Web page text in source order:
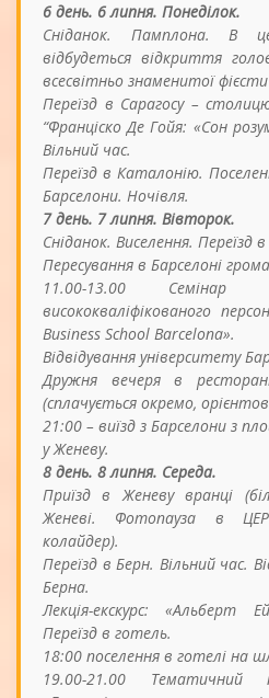
6 день. 6 липня. Понеділок.
Сніданок. Памплона. В
відбудеться відкриття
всесвітньо знаменитої
Переїзд в Сарагосу –
“Франціско Де Гойя: «Сон
Вільний час.
Переїзд в Каталонію.
Барселони. Ночівля.
7 день. 7 липня. Вівторок.
Сніданок. Виселення. Переїзд
Пересування в Барселоні
11.00-13.00 Семінар
висококваліфікованого
Business School Barcelona».
Відвідування університету
Дружня вечеря в
(сплачується окремо,
21:00 – виїзд з Барселони з
у Женеву.
8 день. 8 липня. Середа.
Приїзд в Женеву вранці
Женеві. Фотопауза в
колайдер).
Переїзд в Берн. Вільний час.
Берна.
Лекція-екскурс: «Альберт
Переїзд в готель.
18:00 поселення в готелі на
19.00-21.00 Тематичний